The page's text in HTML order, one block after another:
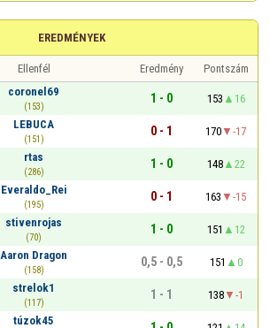
EREDMÉNYEK
Ellenfél Eredmény
Pontszám
coronel69
(153)
1 - 0 153
16
LEBUCA
(151)
0 - 1 170
-17
rtas
(286)
1 - 0 148
22
Everaldo_Rei
(195)
0 - 1 163
-15
stivenrojas
(70)
1 - 0 151
12
Aaron Dragon
(158)
0,5 - 0,5 151
0
strelok1
(117)
1 - 1 138
-1
túzok45